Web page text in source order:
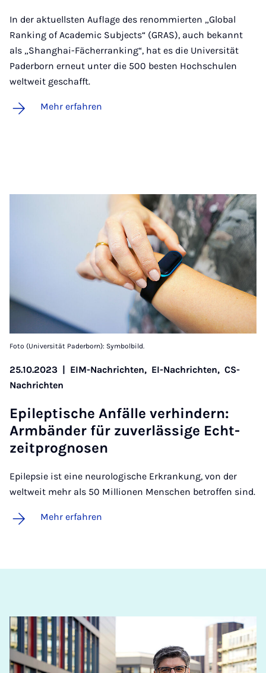
In der aktuellsten Auflage des renommierten „Global
Ranking of Academic Subjects“ (GRAS), auch bekannt
als „Shanghai-Fächerranking“, hat es die Universität
Paderborn erneut unter die 500 besten Hochschulen
weltweit geschafft.
Mehr erfahren
Foto (Universität Paderborn): Symbolbild.
25.10.2023 | EIM-Nachrichten, EI-Nachrichten, CS-
Nachrichten
Epi­lep­ti­sche An­fäl­le ver­hin­dern:
Arm­bän­der für zu­ver­läs­si­ge Echt­
zeit­pro­gno­sen
Epilepsie ist eine neurologische Erkrankung, von der
weltweit mehr als 50 Millionen Menschen betroffen sind.
Mehr erfahren